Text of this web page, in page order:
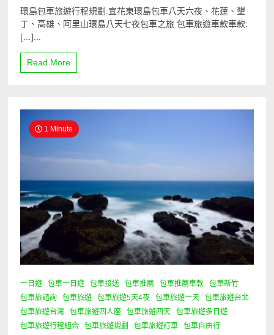
環島包車旅遊行程規劃:宜花東環島包車八天六夜、花蓮、墾
丁、高雄、阿里山環島八天七夜包車之旅 包車旅遊車款車款:
[…]...
Read More
1 Minute
一日遊 包車一日遊 包車接送 包車推薦 包車推薦車款
包車新竹
包車旅諮詢
包車旅遊 包車旅遊5天4夜 包車旅遊一天
包車旅遊台北
包車旅遊台灣
包車旅遊四人座 包車旅遊四天
包車旅遊多日遊
包車旅遊行程組合
包車旅遊規劃 包車旅遊訂車
包車自由行